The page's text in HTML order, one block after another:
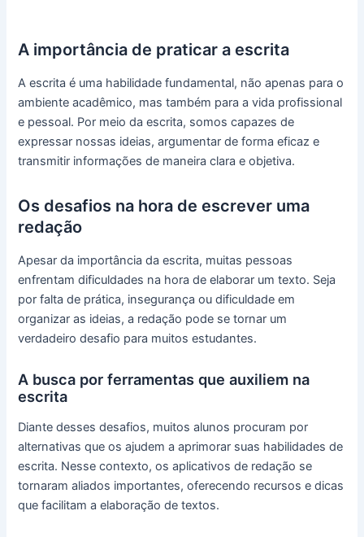
A importância de praticar a escrita
A escrita é uma habilidade fundamental, não apenas para o
ambiente acadêmico, mas também para a vida profissional
e pessoal. Por meio da escrita, somos capazes de
expressar nossas ideias, argumentar de forma eficaz e
transmitir informações de maneira clara e objetiva.
Os desafios na hora de escrever uma
redação
Apesar da importância da escrita, muitas pessoas
enfrentam dificuldades na hora de elaborar um texto. Seja
por falta de prática, insegurança ou dificuldade em
organizar as ideias, a redação pode se tornar um
verdadeiro desafio para muitos estudantes.
A busca por ferramentas que auxiliem na
escrita
Diante desses desafios, muitos alunos procuram por
alternativas que os ajudem a aprimorar suas habilidades de
escrita. Nesse contexto, os aplicativos de redação se
tornaram aliados importantes, oferecendo recursos e dicas
que facilitam a elaboração de textos.